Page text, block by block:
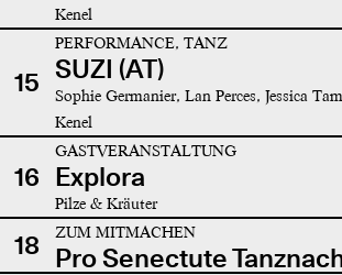
Kenel
15
PERFORMANCE, TANZ
SUZI (AT)
Sophie Germanier, Lan Perces, Jessica
Kenel
16
GASTVERANSTALTUNG
Explora
Pilze & Kräuter
18 ZUM MITMACHEN
Pro Senectute